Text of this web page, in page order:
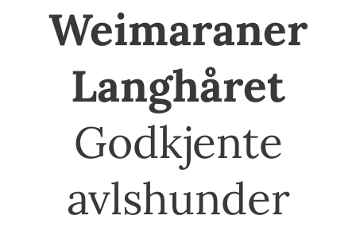
Weimaraner
Langhåret
Godkjente
avlshunder